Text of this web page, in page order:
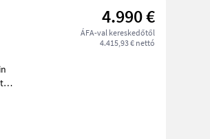
4.990 €
ÁFA-val kereskedőtől
4.415,93 € nettó